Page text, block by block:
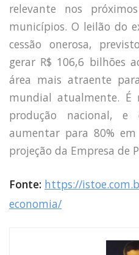
relevante nos
municípios. O leilão do
cessão onerosa,
gerar R$ 106,6 bilhões
área mais atraente
mundial atualmente. É
produção nacional, e
aumentar para 80%
projeção da Empresa de
Fonte: https://
economia/